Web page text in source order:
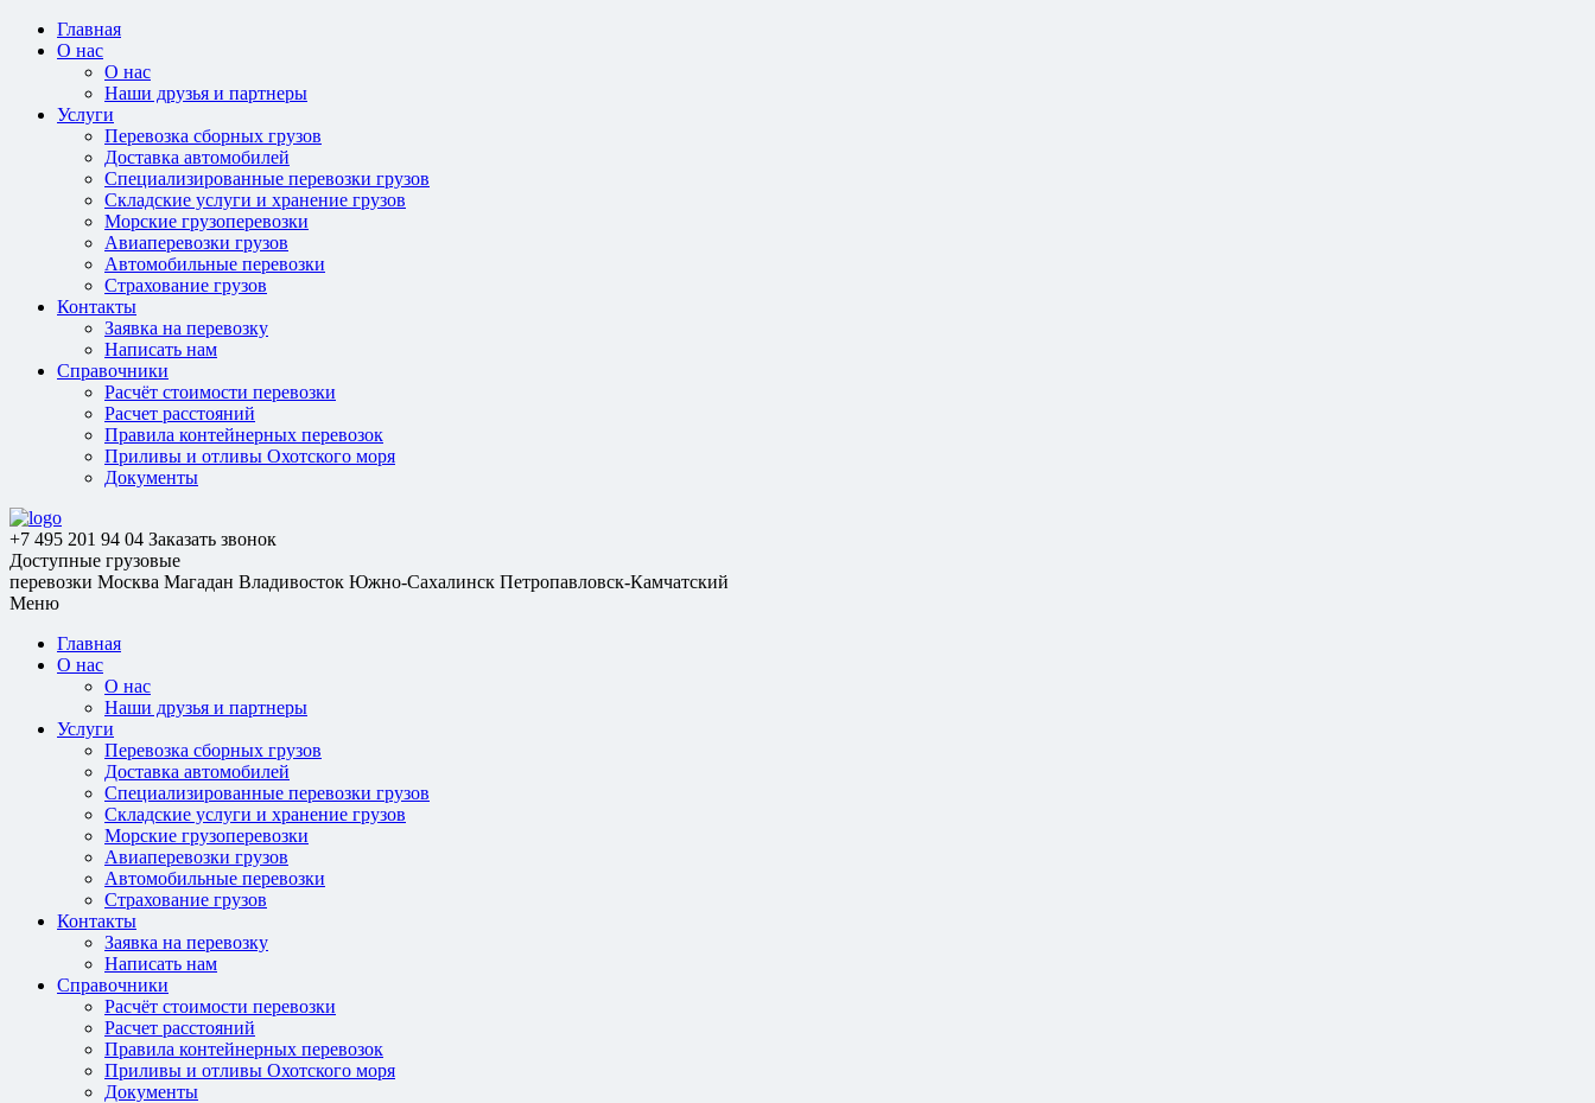
Главная
О нас
О нас
Наши друзья и партнеры
Услуги
Перевозка сборных грузов
Доставка автомобилей
Специализированные перевозки грузов
Складские услуги и хранение грузов
Морские грузоперевозки
Авиаперевозки грузов
Автомобильные перевозки
Страхование грузов
Контакты
Заявка на перевозку
Написать нам
Справочники
Расчёт стоимости перевозки
Расчет расстояний
Правила контейнерных перевозок
Приливы и отливы Охотского моря
Документы
+7 495 201 94 04 Заказать звонок
Доступные грузовые
перевозки Москва Магадан Владивосток Южно-Сахалинск Петропавловск-Камчатский
Меню
Главная
О нас
О нас
Наши друзья и партнеры
Услуги
Перевозка сборных грузов
Доставка автомобилей
Специализированные перевозки грузов
Складские услуги и хранение грузов
Морские грузоперевозки
Авиаперевозки грузов
Автомобильные перевозки
Страхование грузов
Контакты
Заявка на перевозку
Написать нам
Справочники
Расчёт стоимости перевозки
Расчет расстояний
Правила контейнерных перевозок
Приливы и отливы Охотского моря
Документы